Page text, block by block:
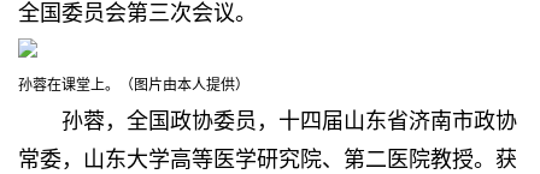
全国委员会第三次会议。
孙蓉在课堂上。（图片由本人提供）
孙蓉，全国政协委员，十四届山东省济南市政协
常委，山东大学高等医学研究院、第二医院教授。获